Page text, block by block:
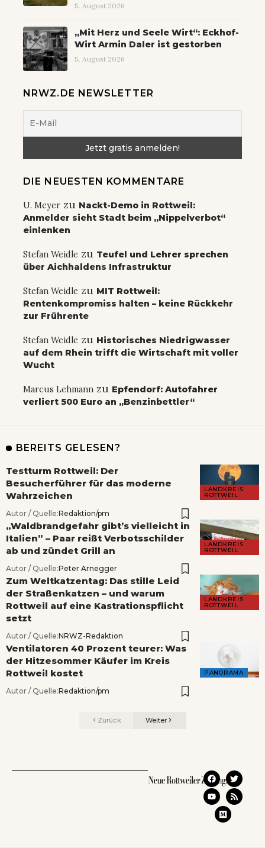
5. August 2026
„Mit Herz und Seele Wirt“: Eckhof-
Wirt Armin Daler ist gestorben
5. August 2026
NRWZ.DE NEWSLETTER
DIE NEUESTEN KOMMENTARE
U. Meyer zu Nackt-Demo in Rottweil:
Anmelder sieht Stadt beim „Nippelverbot“
einlenken
Stefan Weidle zu Teufel und Lehrer sprechen
über Aichhaldens Infrastruktur
Stefan Weidle zu MIT Rottweil:
Rentenkompromiss halten – keine Rückkehr
zur Frührente
Stefan Weidle zu Historisches Niedrigwasser
auf dem Rhein trifft die Wirtschaft mit voller
Wucht
Marcus Lehmann zu Epfendorf: Autofahrer
verliert 500 Euro an „Benzinbettler“
BEREITS GELESEN?
LANDKREIS
ROTTWEIL
Testturm Rottweil: Der
Besucherführer für das moderne
Wahrzeichen
Autor / Quelle:Redaktion/pm
LANDKREIS
ROTTWEIL
„Waldbrandgefahr gibt’s vielleicht in
Italien” – Paar reißt Verbotsschilder
ab und zündet Grill an
Autor / Quelle:Peter Arnegger
LANDKREIS
ROTTWEIL
Zum Weltkatzentag: Das stille Leid
der Straßenkatzen – und warum
Rottweil auf eine Kastrationspflicht
setzt
Autor / Quelle:NRWZ-Redaktion
PANORAMA
Ventilatoren 40 Prozent teurer: Was
der Hitzesommer Käufer im Kreis
Rottweil kostet
Autor / Quelle:Redaktion/pm
Zurück Weiter